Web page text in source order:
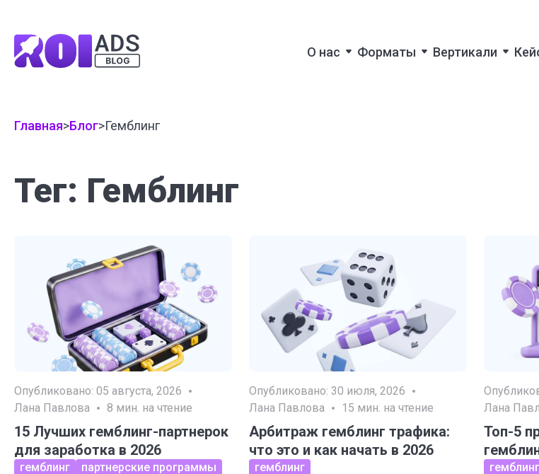
О нас Форматы Вертикали
Главная>Блог>Гемблинг
Тег: Гемблинг
Опубликовано: 05 августа, 2026
Лана Павлова
8 мин. на чтение
15 Лучших гемблинг-партнерок
для заработка в 2026
гемблинг
партнерские программы
Опубликовано: 30 июля, 2026
Лана Павлова
15 мин. на чтение
Арбитраж гемблинг трафика:
что это и как начать в 2026
гемблинг
Лана
Топ-5
гемблинг